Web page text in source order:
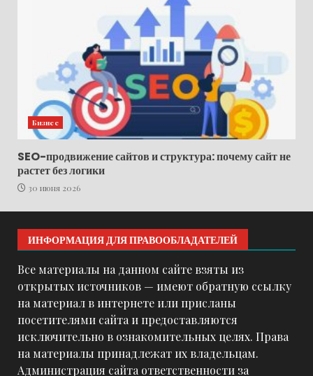
Бизнес
SEO-продвижение сайтов и структура: почему сайт не
растет без логики
30 июня 2026
ИНФОРМАЦИЯ ДЛЯ ПРАВООБЛАДАТЕЛЕЙ
Все материалы на данном сайте взяты из
открытых источников — имеют обратную ссылку
на материал в интернете или присланы
посетителями сайта и предоставляются
исключительно в ознакомительных целях. Права
на материалы принадлежат их владельцам.
Администрация сайта ответственности за